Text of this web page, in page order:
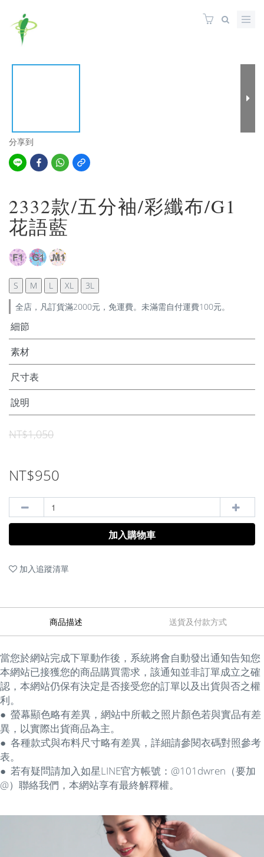
分享到
2332款/五分袖/彩纖布/G1
花語藍
S M L XL
3L
全店，凡訂貨滿2000元，免運費。未滿需自付運費100元。
細節
素材
尺寸表
說明
NT$1,050
NT$950
加入購物車
加入追蹤清單
商品描述 送貨及付款方式
當您於網站完成下單動作後，系統將會自動發出通知告知您
本網站已接獲您的商品購買需求，該通知並非訂單成立之確
認，本網站仍保有決定是否接受您的訂單以及出貨與否之權
利。
● 螢幕顯色略有差異，網站中所載之照片顏色若與實品有差
異，以實際出貨商品為主。
● 各種款式與布料尺寸略有差異，詳細請參閱衣碼對照參考
表。
● 若有疑問請加入如星LINE官方帳號：@101dwren（要加
@）聯絡我們，本網站享有最終解釋權。